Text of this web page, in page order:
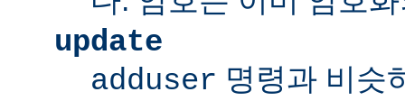
update
adduser 명령과 비슷